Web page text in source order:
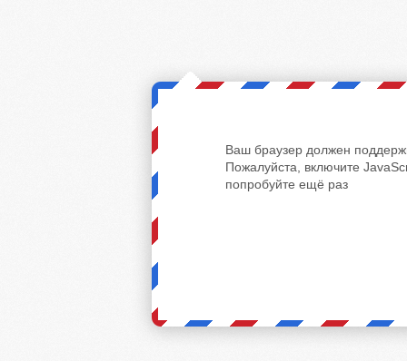
Ваш браузер должен
Пожалуйста, включите
попробуйте ещё раз